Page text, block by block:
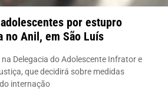
por estupro
no Anil, em São Luís
Delegacia do Adolescente Infrator e
que decidirá sobre medidas
internação